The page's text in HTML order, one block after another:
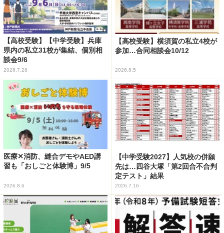
【高校受験】【中学受験】兵庫
県内の私立31校が集結、個別相
談会9/6
2026.7.28
【高校受験】横須賀の私立4校が
参加…合同相談会10/12
2026.8.5
医療✕消防、縫合デモやAED講
習も「おしごと体験博」9/5
2026.8.6
【中学受験2027】人気校の併願
先は…四谷大塚「第2回合不合判
定テスト」結果
2026.7.16